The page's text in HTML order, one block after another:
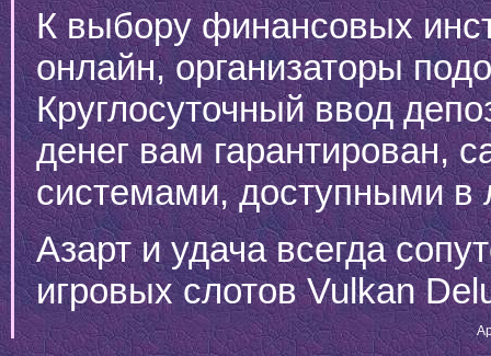
К выбору финансовых
онлайн, организаторы
Круглосуточный ввод
денег вам
системами, доступными в
Азарт и удача всегда
игровых слотов Vulkan